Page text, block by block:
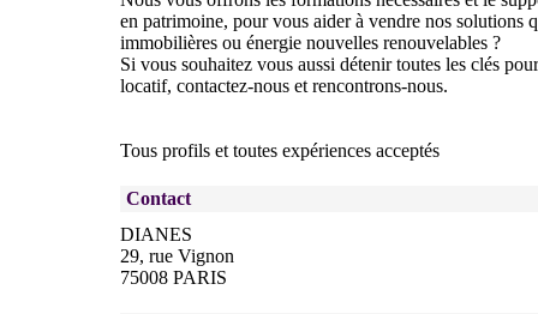
en patrimoine, pour vous aider à vendre nos solutions
immobilières ou énergie nouvelles renouvelables ?
Si vous souhaitez vous aussi détenir toutes les clés
locatif, contactez-nous et rencontrons-nous.
Tous profils et toutes expériences acceptés
Contact
DIANES
29, rue Vignon
75008 PARIS